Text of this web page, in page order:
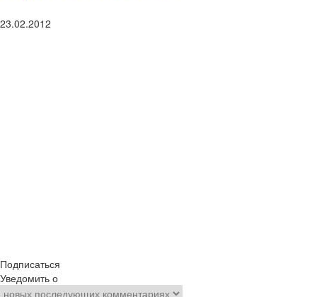
23.02.2012
Подписаться
Уведомить о